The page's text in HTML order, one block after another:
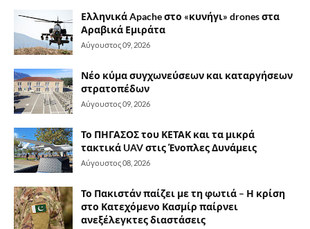
Ελληνικά Apache στο «κυνήγι» drones στα
Αραβικά Εμιράτα
Αύγουστος 09, 2026
Νέο κύμα συγχωνεύσεων και καταργήσεων
στρατοπέδων
Αύγουστος 09, 2026
Το ΠΗΓΑΣΟΣ του ΚΕΤΑΚ και τα μικρά
τακτικά UAV στις Ένοπλες Δυνάμεις
Αύγουστος 08, 2026
Το Πακιστάν παίζει με τη φωτιά – Η κρίση
στο Κατεχόμενο Κασμίρ παίρνει
ανεξέλεγκτες διαστάσεις